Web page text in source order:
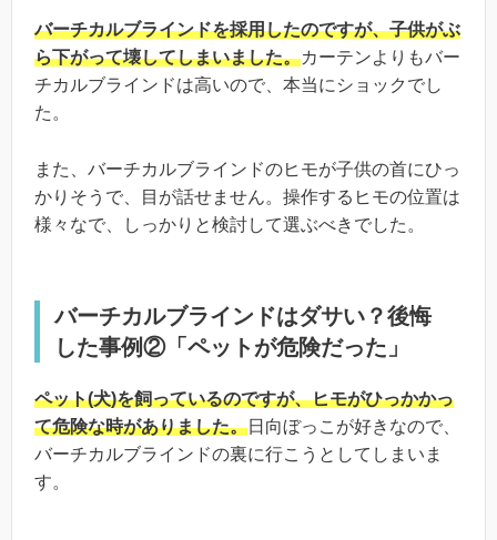
バーチカルブラインドを採用したのですが、子供がぶ
ら下がって壊してしまいました。カーテンよりもバー
チカルブラインドは高いので、本当にショックでし
た。
また、バーチカルブラインドのヒモが子供の首にひっ
かりそうで、目が話せません。操作するヒモの位置は
様々なで、しっかりと検討して選ぶべきでした。
バーチカルブラインドはダサい？後悔
した事例②「ペットが危険だった」
ペット(犬)を飼っているのですが、ヒモがひっかかっ
て危険な時がありました。日向ぼっこが好きなので、
バーチカルブラインドの裏に行こうとしてしまいま
す。